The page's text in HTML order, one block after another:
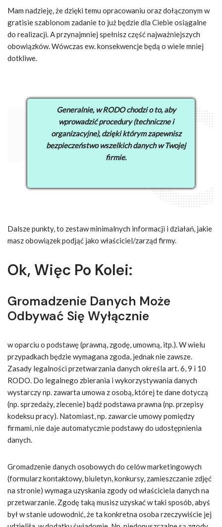
Mam nadzieję, że dzięki temu opracowaniu oraz dołączonym w
gratisie szablonom zadanie to już będzie dla Ciebie osiągalne
do realizacji. A przynajmniej spełnisz część najważniejszych
obowiązków. Wówczas ew. konsekwencje będą o wiele mniej
dotkliwe.
Generalnie, w RODO chodzi o to, aby
wprowadzić procedury (techniczne i
organizacyjne), dzięki którym zapewnisz
bezpieczeństwo wszelkich danych w Twojej
firmie.
Dalsze punkty, to zestaw minimalnych informacji i działań, jakie
masz obowiązek podjąć jako właściciel/zarząd firmy.
Ok, Więc Po Kolei:
Gromadzenie Danych Może
Odbywać Się Wyłącznie
w oparciu o podstawę (prawną, zgodę, umowną, itp.). W wielu
przypadkach będzie wymagana zgoda, jednak nie zawsze.
Zasady legalności przetwarzania danych określa art. 6, 9 i 10
RODO. Do legalnego zbierania i wykorzystywania danych
wystarczy np. zawarta umowa z osobą, której te dane dotyczą
(np. sprzedaży, zlecenie) bądź podstawa prawna (np. przepisy
kodeksu pracy). Natomiast, np. zawarcie umowy pomiędzy
firmami, nie daje automatycznie podstawy do udostępnienia
danych.
Gromadzenie danych osobowych do celów marketingowych
(formularz kontaktowy, biuletyn, konkursy, zamieszczanie zdjęć
na stronie) wymaga uzyskania zgody od właściciela danych na
przetwarzanie. Zgodę taką musisz uzyskać w taki sposób, abyś
był w stanie udowodnić, że ta konkretna osoba rzeczywiście jej